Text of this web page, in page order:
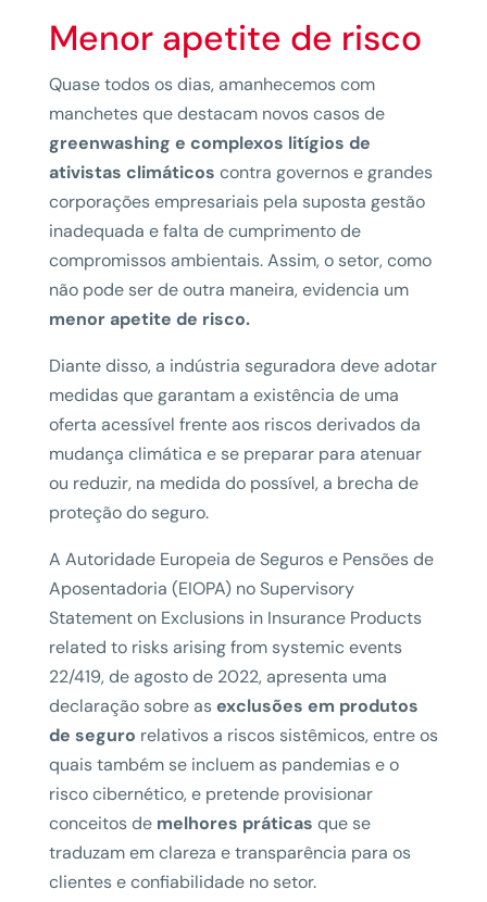
Menor apetite de risco
Quase todos os dias, amanhecemos com
manchetes que destacam novos casos de
greenwashing e complexos litígios de
ativistas climáticos contra governos e grandes
corporações empresariais pela suposta gestão
inadequada e falta de cumprimento de
compromissos ambientais. Assim, o setor, como
não pode ser de outra maneira, evidencia um
menor apetite de risco.
Diante disso, a indústria seguradora deve adotar
medidas que garantam a existência de uma
oferta acessível frente aos riscos derivados da
mudança climática e se preparar para atenuar
ou reduzir, na medida do possível, a brecha de
proteção do seguro.
A Autoridade Europeia de Seguros e Pensões de
Aposentadoria (EIOPA) no Supervisory
Statement on Exclusions in Insurance Products
related to risks arising from systemic events
22/419, de agosto de 2022, apresenta uma
declaração sobre asexclusões em produtos
de seguro relativos a riscos sistêmicos, entre os
quais também se incluem as pandemias e o
risco cibernético, e pretende provisionar
conceitos de melhores práticas que se
traduzam em clareza e transparência para os
clientes e confiabilidade no setor.